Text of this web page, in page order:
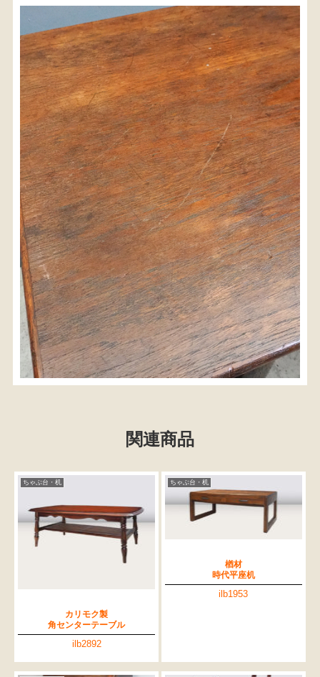
関連商品
ちゃぶ台・机
カリモク製
角センターテーブル
ilb2892
ちゃぶ台・机
楢材
時代平座机
ilb1953